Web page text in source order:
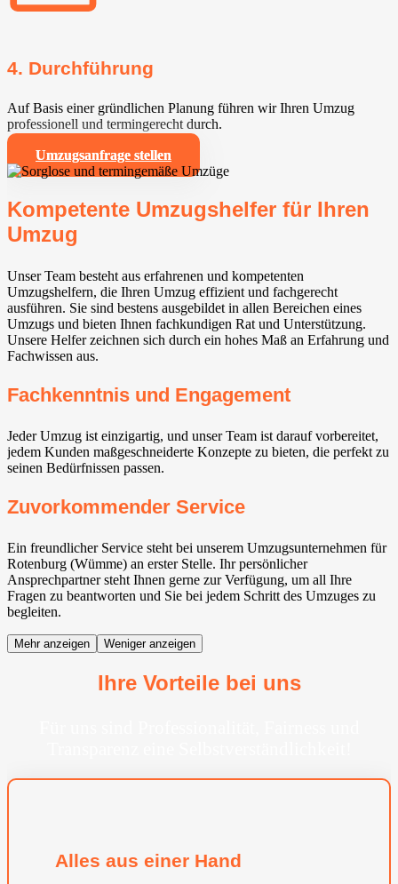
4. Durchführung
Auf Basis einer gründlichen Planung führen wir Ihren Umzug
professionell und termingerecht durch.
Umzugsanfrage stellen
Kompetente Umzugshelfer für Ihren
Umzug
Unser Team besteht aus erfahrenen und kompetenten
Umzugshelfern, die Ihren Umzug effizient und fachgerecht
ausführen. Sie sind bestens ausgebildet in allen Bereichen eines
Umzugs und bieten Ihnen fachkundigen Rat und Unterstützung.
Unsere Helfer zeichnen sich durch ein hohes Maß an Erfahrung und
Fachwissen aus.
Fachkenntnis und Engagement
Jeder Umzug ist einzigartig, und unser Team ist darauf vorbereitet,
jedem Kunden maßgeschneiderte Konzepte zu bieten, die perfekt zu
seinen Bedürfnissen passen.
Zuvorkommender Service
Ein freundlicher Service steht bei unserem Umzugsunternehmen für
Rotenburg (Wümme) an erster Stelle. Ihr persönlicher
Ansprechpartner steht Ihnen gerne zur Verfügung, um all Ihre
Fragen zu beantworten und Sie bei jedem Schritt des Umzuges zu
begleiten.
Mehr anzeigen Weniger anzeigen
Ihre Vorteile bei uns
Alles aus einer Hand